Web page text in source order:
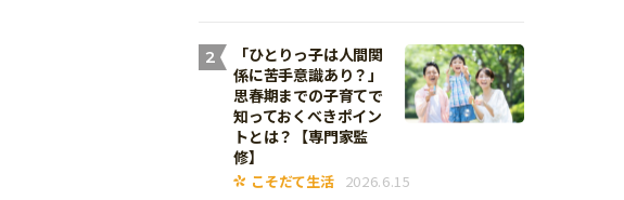
2
「ひとりっ子は人間関
係に苦手意識あり？」
思春期までの子育てで
知っておくべきポイン
トとは？【専門家監
修】
こそだて生活 2026.6.15